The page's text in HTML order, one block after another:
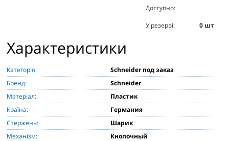
Доступно:
У резерві:
0шт
Характеристики
Категорія:
Schneider под заказ
Бренд:
Schneider
Матеріал:
Пластик
Країна:
Германия
Стержень:
Шарик
Механізм:
Кнопочный